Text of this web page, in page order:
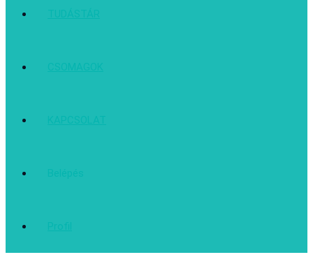
TUDÁSTÁR
CSOMAGOK
KAPCSOLAT
Belépés
Profil